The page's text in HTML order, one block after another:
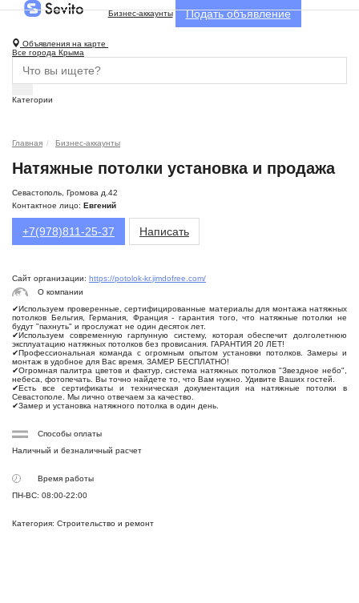
Бизнес-аккаунты Подать объявление
Объявления на карте
Все города Крыма
Категории
Главная Бизнес-аккаунты
Натяжные потолки установка и продажа
Севастополь, Громова д.42
Контактное лицо: Евгений
+7(978)811-25-37 Написать
Сайт организации: https://potolok-kr.jimdofree.com/
О компании
✔Используем проверенные, сертифицированные материалы для монтажа натяжных
потолков Бельгия, Германия, Франция - гарантия того, что натяжные потолки не
будут "пахнуть" и прослужат не один десяток лет.
✔Используем современную гарпунную систему, которая обеспечит долголетнюю
эксплуатацию натяжных потолков без провисания. ГАРАНТИЯ 20 ЛЕТ!
✔Профессиональная команда с огромным опытом установки потолков. Замеры и
монтаж в удобное для Вас время. ЗАМЕР БЕСПЛАТНО!
✔Огромная палитра цветов и фактур, система натяжных потолков "Звездное небо",
небеса, фотопечать. Вы точно найдете то, что Вам нужно. Удивите Ваших гостей.
✔Есть все сертификаты и техническая документация на натяжные потолки в
Севастополе. Мы лично отвечаем за качество.
✔Замер и установка натяжного потолка в один день.
Способы оплаты
Наличный и безналичный расчет
Время работы
ПН-ВС: 08:00-22:00
Категория: Строительство и ремонт